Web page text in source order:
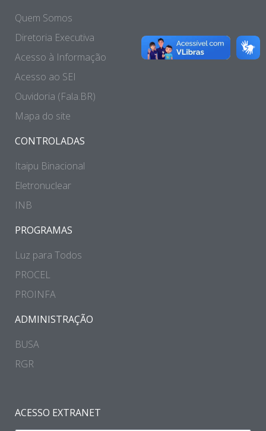
Quem Somos
Diretoria Executiva
Acesso à Informação
Acesso ao SEI
Ouvidoria (Fala.BR)
Mapa do site
CONTROLADAS
Itaipu Binacional
Eletronuclear
INB
PROGRAMAS
Luz para Todos
PROCEL
PROINFA
ADMINISTRAÇÃO
BUSA
RGR
ACESSO EXTRANET